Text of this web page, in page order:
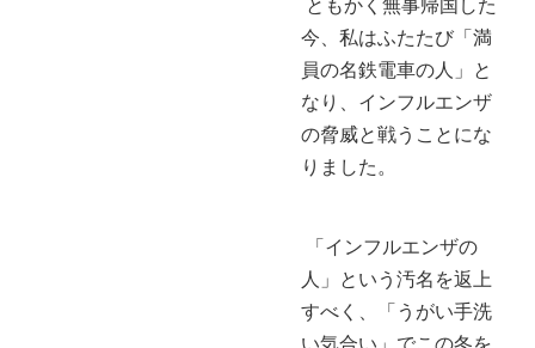
ともかく無事帰国した
今、私はふたたび「満
員の名鉄電車の人」と
なり、インフルエンザ
の脅威と戦うことにな
りました。
「インフルエンザの
人」という汚名を返上
すべく、「うがい手洗
い気合い」でこの冬を